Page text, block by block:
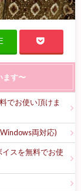
ます〜
でお使い頂けま
両対応)
スを無料でお使